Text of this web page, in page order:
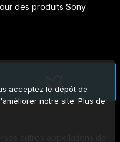
des produits Sony
autres appellations de
acceptez le dépôt de
notre site. Plus de